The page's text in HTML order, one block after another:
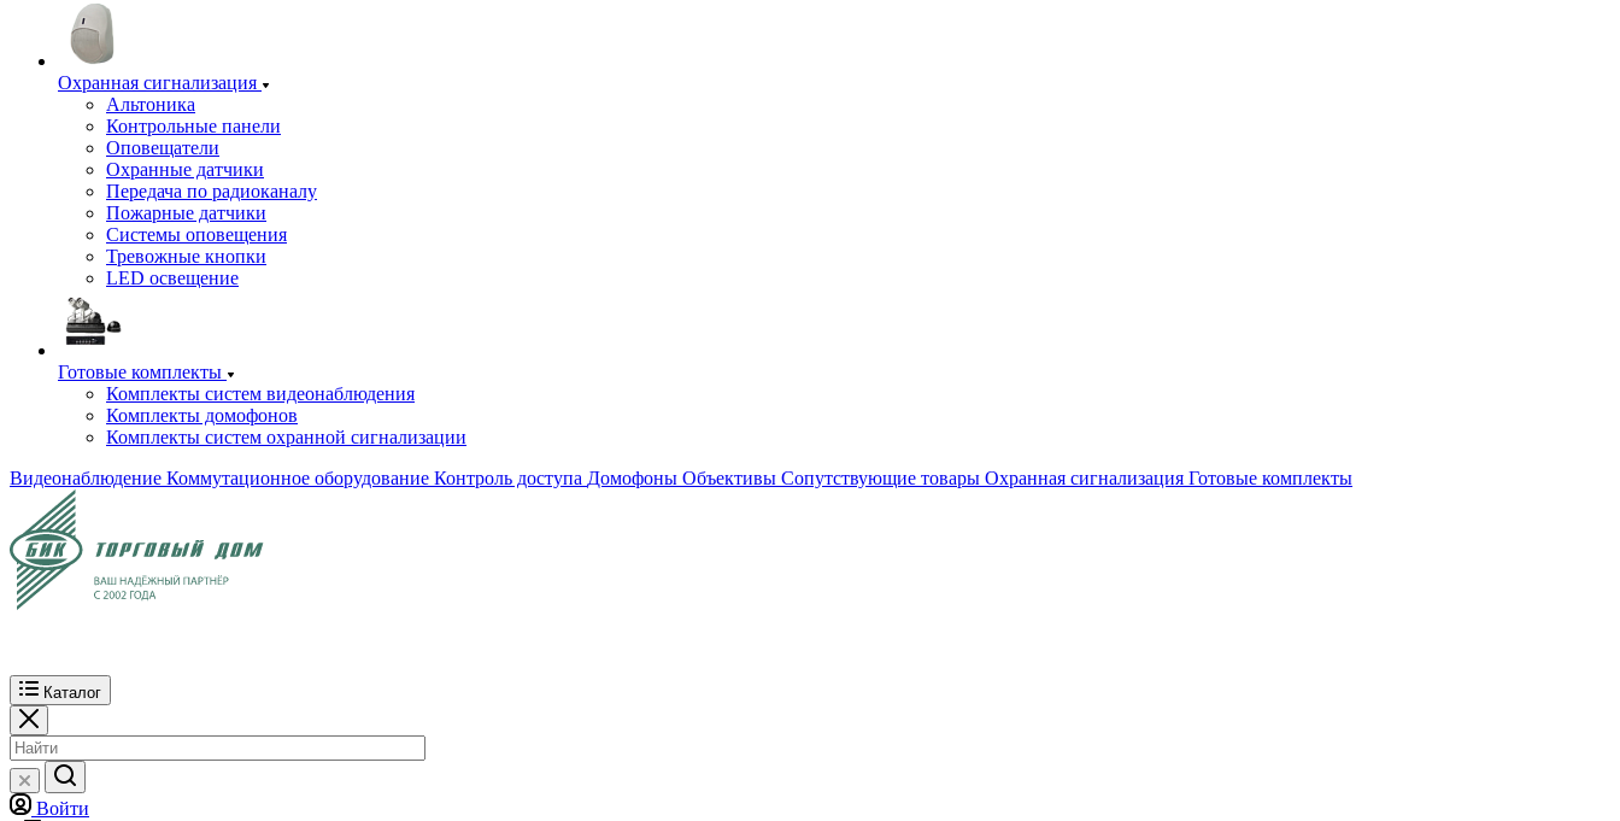
Охранная сигнализация
Альтоника
Контрольные панели
Оповещатели
Охранные датчики
Передача по радиоканалу
Пожарные датчики
Системы оповещения
Тревожные кнопки
LED освещение
Готовые комплекты
Комплекты систем видеонаблюдения
Комплекты домофонов
Комплекты систем охранной сигнализации
Видеонаблюдение Коммутационное оборудование Контроль доступа Домофоны Объективы Сопутствующие товары Охранная сигнализация Готовые комплекты
Каталог
Войти